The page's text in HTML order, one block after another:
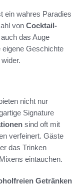
ein wahres Paradies
von Cocktail-
das Auge
Geschichte
nicht nur
Signature
sind oft mit
verfeinert. Gäste
das Trinken
eintauchen.
Getränken